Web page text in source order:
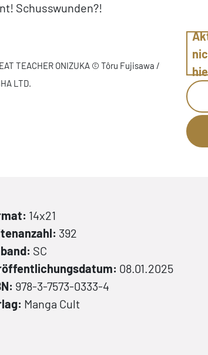
Schusswunden?!
TEACHER ONIZUKA © Tôru Fujisawa /
LTD.
14x21
392
SC
08.01.2025
978-3-7573-0333-4
Manga Cult